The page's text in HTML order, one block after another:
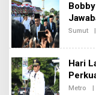
Sumut |
Hari
Metro |